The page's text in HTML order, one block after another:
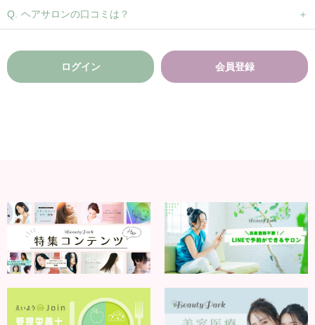
ヘアサロンの口コミは？
ログイン 会員登録